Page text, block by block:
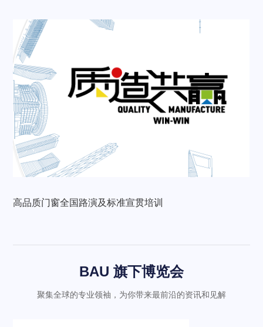
高品质门窗全国路演及标准宣贯培训
BAU 旗下博览会
聚集全球的专业领袖，为你带来最前沿的资讯和见解